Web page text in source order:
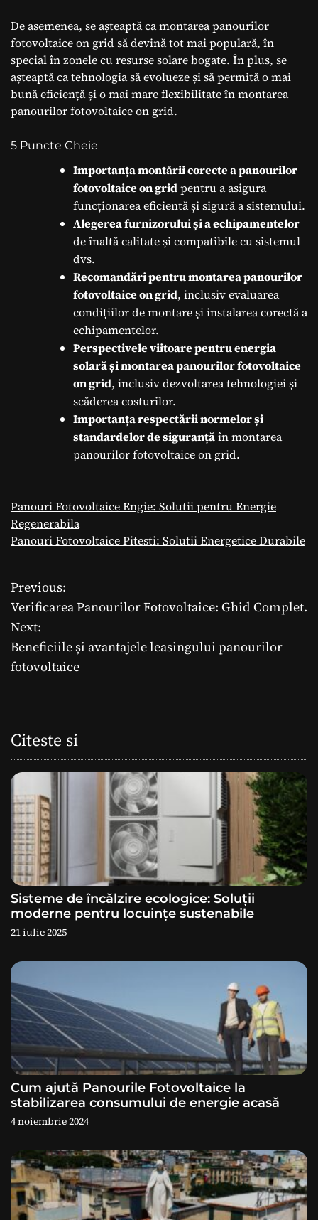
De asemenea, se așteaptă ca montarea panourilor
fotovoltaice on grid să devină tot mai populară, în
special în zonele cu resurse solare bogate. În plus, se
așteaptă ca tehnologia să evolueze și să permită o mai
bună eficiență și o mai mare flexibilitate în montarea
panourilor fotovoltaice on grid.
5 Puncte Cheie
Importanța montării corecte a panourilor
fotovoltaice on gridpentru a asigura
funcționarea eficientă și sigură a sistemului.
Alegerea furnizorului și a echipamentelor
de înaltă calitate și compatibile cu sistemul
dvs.
Recomandări pentru montarea panourilor
fotovoltaice on grid, inclusiv evaluarea
condițiilor de montare și instalarea corectă a
echipamentelor.
Perspectivele viitoare pentru energia
solară și montarea panourilor fotovoltaice
on grid, inclusiv dezvoltarea tehnologiei și
scăderea costurilor.
Importanța respectării normelor și
standardelor de siguranțăîn montarea
panourilor fotovoltaice on grid.
Panouri Fotovoltaice Engie: Solutii pentru Energie
Regenerabila
Panouri Fotovoltaice Pitesti: Solutii Energetice Durabile
N
a
v
a
r
e
î
n
a
r
t
i
c
o
l
e
Previous:
Verificarea Panourilor Fotovoltaice: Ghid Complet.
Next:
Beneficiile și avantajele leasingului panourilor
fotovoltaice
Citeste si
Sisteme de încălzire ecologice: Soluții
moderne pentru locuințe sustenabile
21 iulie 2025
Cum ajută Panourile Fotovoltaice la
stabilizarea consumului de energie acasă
4 noiembrie 2024